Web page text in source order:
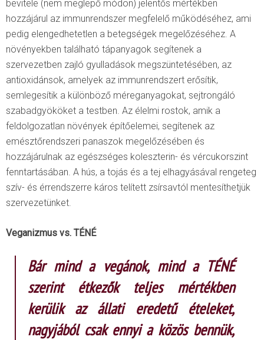
bevitele (nem meglepő módon) jelentős mértékben
hozzájárul az immunrendszer megfelelő működéséhez, ami
pedig elengedhetetlen a betegségek megelőzéséhez. A
növényekben található tápanyagok segítenek a
szervezetben zajló gyulladások megszüntetésében, az
antioxidánsok, amelyek az immunrendszert erősítik,
semlegesítik a különböző méreganyagokat, sejtrongáló
szabadgyököket a testben. Az élelmi rostok, amik a
feldolgozatlan növények építőelemei, segítenek az
emésztőrendszeri panaszok megelőzésében és
hozzájárulnak az egészséges koleszterin- és vércukorszint
fenntartásában. A hús, a tojás és a tej elhagyásával rengeteg
szív- és érrendszerre káros telített zsírsavtól mentesíthetjük
szervezetünket.
Veganizmus vs. TÉNÉ
Bár mind a vegánok, mind a TÉNÉ
szerint étkezők teljes mértékben
kerülik az állati eredetű ételeket,
nagyjából csak ennyi a közös bennük,